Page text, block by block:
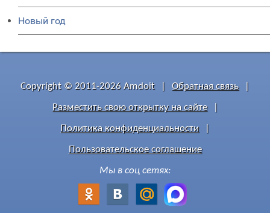
Новый год
Copyright © 2011-2026 Amdoit Обратная связь
Разместить свою открытку на сайте
Политика конфиденциальности
Пользовательское соглашение
Мы в соц сетях: